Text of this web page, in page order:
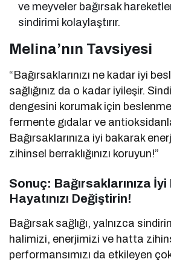
ve meyveler bağırsak
sindirimi kolaylaştırır.
Melina’nın Tavsiyesi
“Bağırsaklarınızı ne kadar iyi
sağlığınız da o kadar iyileşir.
dengesini korumak için
fermente gıdalar ve
Bağırsaklarınıza iyi bakarak
zihinsel berraklığınızı koruyun!”
Sonuç: Bağırsaklarınıza İyi
Hayatınızı Değiştirin!
Bağırsak sağlığı, yalnızca
halimizi, enerjimizi ve hatta
performansımızı da etkileyen